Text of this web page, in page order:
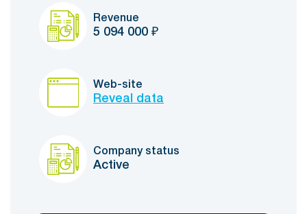
Revenue
5 094 000 ₽
Web-site
Reveal data
Company status
Active